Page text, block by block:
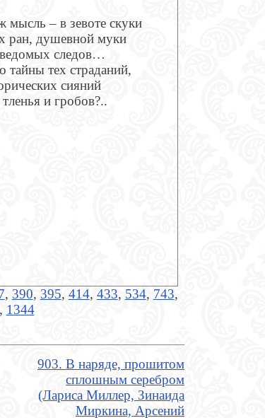
мысль – в зевоте скуки
ран, душевной муки
следов…
тайны тех страданий,
сияний
и гробов?..
, 390, 395, 414, 433, 534, 743,
1344
903. В наряде, прошитом
сплошным серебром
(Лариса Миллер, Зинаида
Миркина, Арсений